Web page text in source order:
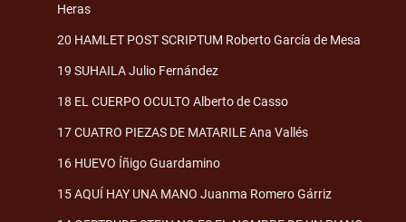
Heras
20 HAMLET POST SCRIPTUM Roberto García de Mesa
19 SUHAILA Julio Fernández
18 EL CUERPO OCULTO Alberto de Casso
17 CUATRO PIEZAS DE MATARILE Ana Vallés
16 HUEVO Íñigo Guardamino
15 AQUÍ HAY UNA MANO Juanma Romero Gárriz